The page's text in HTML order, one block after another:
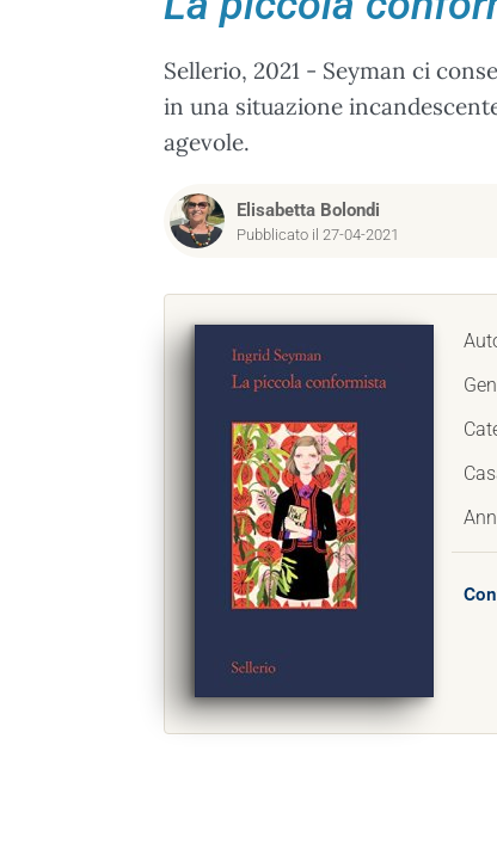
Sellerio, 2021 - Seyman ci
in una situazione
agevole.
Elisabetta Bolondi
Pubblicato il 27-04-2021